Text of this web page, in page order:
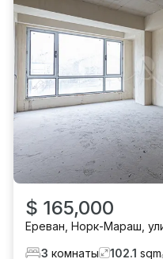
$ 165,000
Ереван, Норк-Мараш,
3 комнаты 102.1 sqm